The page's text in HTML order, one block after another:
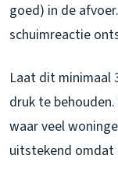
goed) in de
schuimreactie
Laat dit minimaal
druk te
waar veel
uitstekend omdat